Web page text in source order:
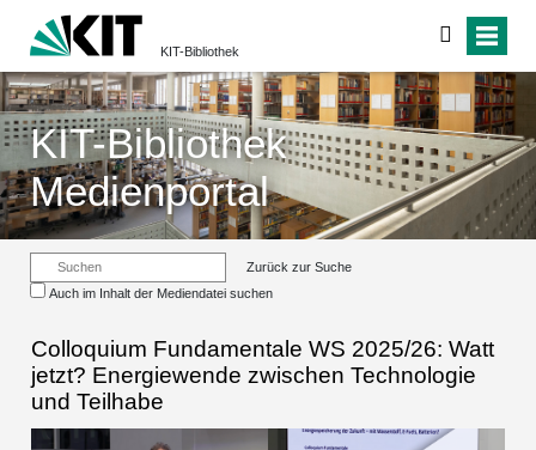
KIT-Bibliothek
KIT-Bibliothek
Medienportal
Zurück zur Suche
Auch im Inhalt der Mediendatei suchen
Colloquium Fundamentale WS 2025/26: Watt
jetzt? Energiewende zwischen Technologie
und Teilhabe